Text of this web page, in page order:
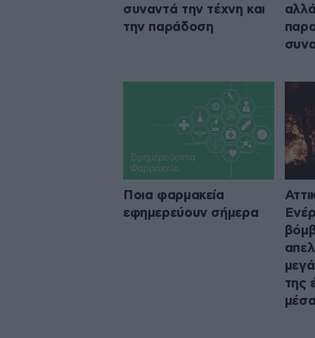
συναντά την τέχνη και
την παράδοση
Ποια φαρμακεία
εφημερεύουν σήμερα
της